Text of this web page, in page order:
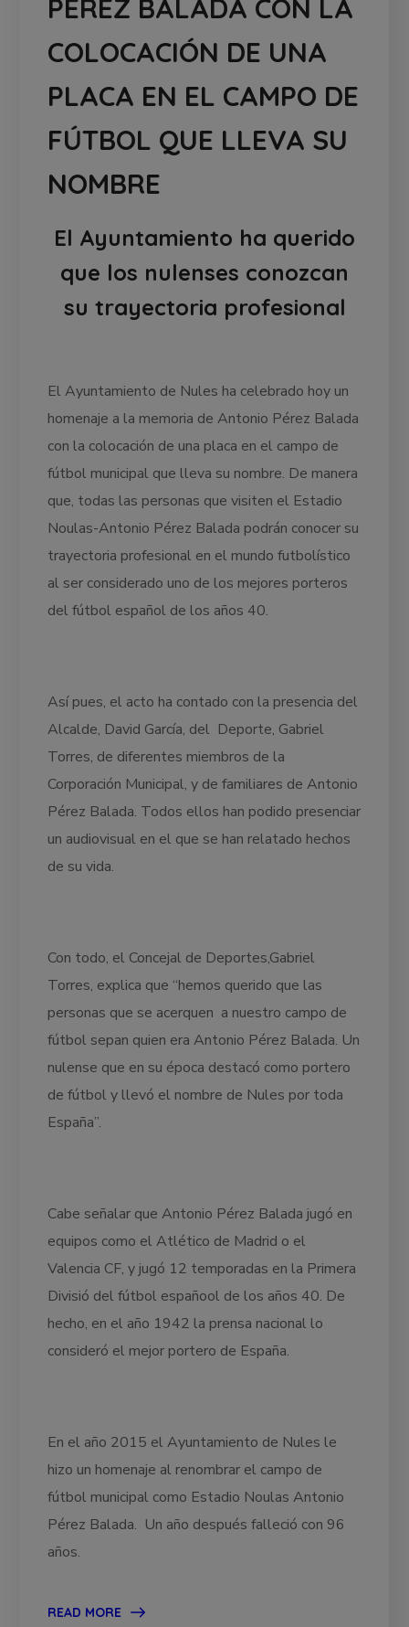
PÉREZ BALADA CON LA
COLOCACIÓN DE UNA
PLACA EN EL CAMPO DE
FÚTBOL QUE LLEVA SU
NOMBRE
El Ayuntamiento ha querido
que los nulenses conozcan
su trayectoria profesional
El Ayuntamiento de Nules ha celebrado hoy un
homenaje a la memoria de Antonio Pérez Balada
con la colocación de una placa en el campo de
fútbol municipal que lleva su nombre. De manera
que, todas las personas que visiten el Estadio
Noulas-Antonio Pérez Balada podrán conocer su
trayectoria profesional en el mundo futbolístico
al ser considerado uno de los mejores porteros
del fútbol español de los años 40.
Así pues, el acto ha contado con la presencia del
Alcalde, David García, del Deporte, Gabriel
Torres, de diferentes miembros de la
Corporación Municipal, y de familiares de Antonio
Pérez Balada. Todos ellos han podido presenciar
un audiovisual en el que se han relatado hechos
de su vida.
Con todo, el Concejal de Deportes,Gabriel
Torres, explica que “hemos querido que las
personas que se acerquen a nuestro campo de
fútbol sepan quien era Antonio Pérez Balada. Un
nulense que en su época destacó como portero
de fútbol y llevó el nombre de Nules por toda
España”.
Cabe señalar que Antonio Pérez Balada jugó en
equipos como el Atlético de Madrid o el
Valencia CF, y jugó 12 temporadas en la Primera
Divisió del fútbol españool de los años 40. De
hecho, en el año 1942 la prensa nacional lo
consideró el mejor portero de España.
En el año 2015 el Ayuntamiento de Nules le
hizo un homenaje al renombrar el campo de
fútbol municipal como Estadio Noulas Antonio
Pérez Balada. Un año después falleció con 96
años.
READ MORE